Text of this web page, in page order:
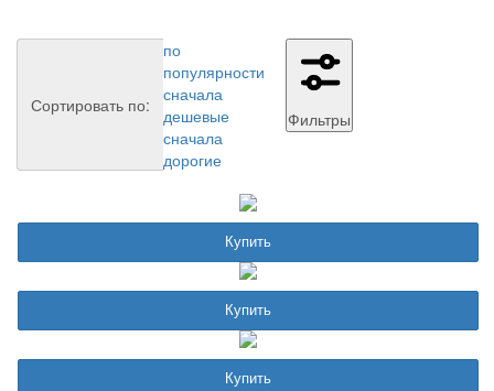
Сортировать по:
по
популярности
сначала
дешевые
сначала
дорогие
Фильтры
Купить
Купить
Купить